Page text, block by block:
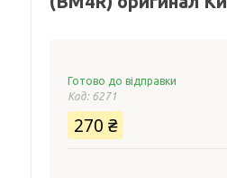
Готово до відправки
Код: 6271
270 ₴